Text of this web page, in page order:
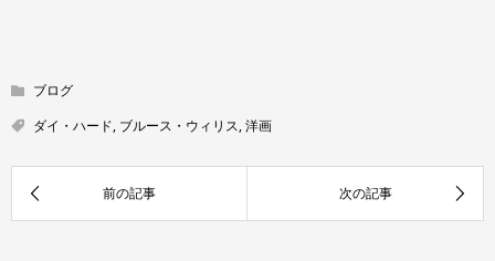
ブログ
ダイ・ハード, ブルース・ウィリス,洋画